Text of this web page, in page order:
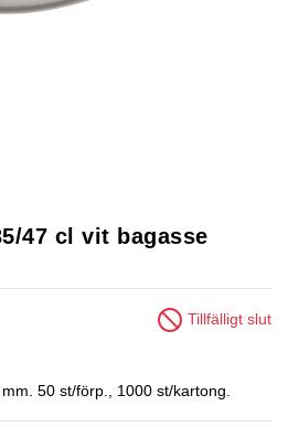
47 cl vit bagasse
Tillfälligt slut
50 st/förp., 1000 st/kartong.